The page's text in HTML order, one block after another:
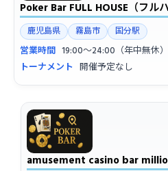
Poker Bar FULL HOUSE（フルハ
鹿児島県 霧島市 国分駅
営業時間 19:00〜24:00（年中無休）
トーナメント 開催予定なし
amusement casino bar